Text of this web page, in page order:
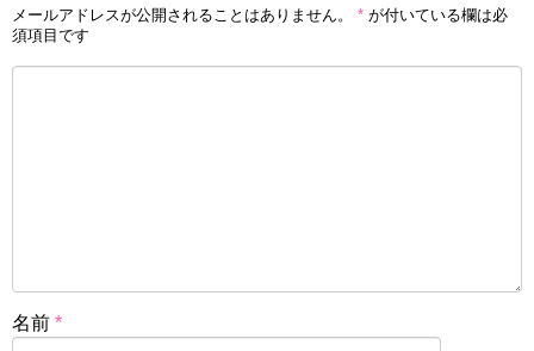
メールアドレスが公開されることはありません。 * が付いている欄は必
須項目です
名前 *